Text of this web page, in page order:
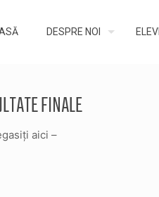
DESPRE NOI ELEVI
FINALE
aici –